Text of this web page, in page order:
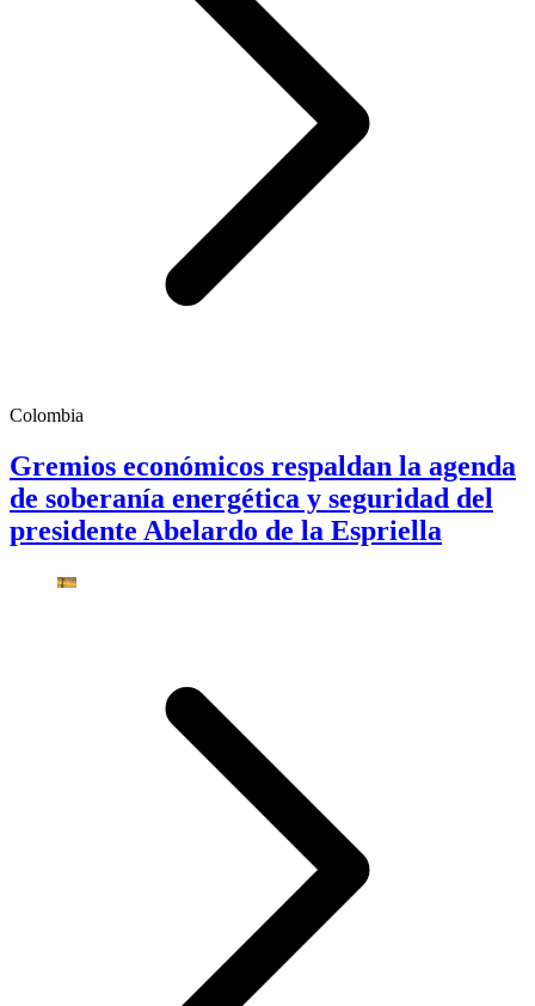
Colombia
Gremios económicos respaldan la agenda
de soberanía energética y seguridad del
presidente Abelardo de la Espriella